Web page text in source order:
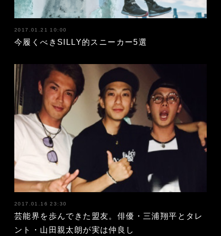
2017.01.21 10:00
今履くべきSILLY的スニーカー5選
2017.01.16 23:30
芸能界を歩んできた盟友。俳優・三浦翔平とタレ
ント・山田親太朗が実は仲良し